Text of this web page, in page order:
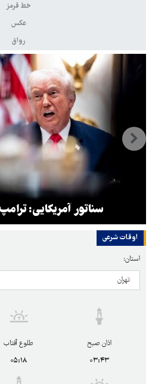
خط قرمز
عکس
رواق
سناتور آمریکایی:
اوقات شرعی
استان:
اذان صبح
۰۳:۴۳
طلوع آفتاب
۰۵:۱۸